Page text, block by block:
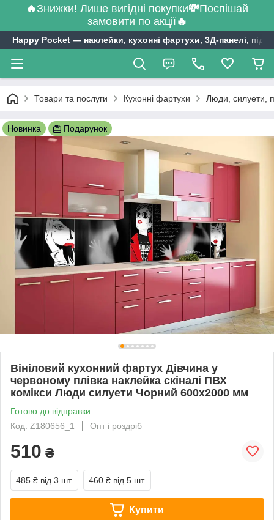
🔥Знижки! Лише вигідні покупки💸Поспішай
замовити по акції🔥
Happy Pocket ― наклейки, кухонні фартухи, 3Д-панелі,
Товари та послуги Кухонні фартухи Люди, силуети,
Новинка Подарунок
Вініловий кухонний фартух Дівчина у
червоному плівка наклейка скіналі ПВХ
комікси Люди силуети Чорний 600х2000 мм
Готово до відправки
Код: Z180656_1
Опт і роздріб
510 ₴
485 ₴ від 3 шт. 460 ₴ від 5 шт.
Купити